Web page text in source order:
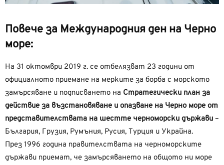
Повече за Международния ден на Черно
море:
На 31 октомври 2019 г. се отбелязват 23 години от
официалното приемане на мерките за борба с морското
замърсяване и подписването на Стратегически план за
действие за възстановяване и опазване на Черно море от
представителствата на шестте черноморски държави –
България, Грузия, Румъния, Русия, Турция и Украйна.
През 1996 година правителствата на черноморските
държави приемат, че замърсяването на общото ни море